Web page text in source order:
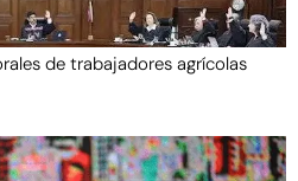
de trabajadores agrícolas